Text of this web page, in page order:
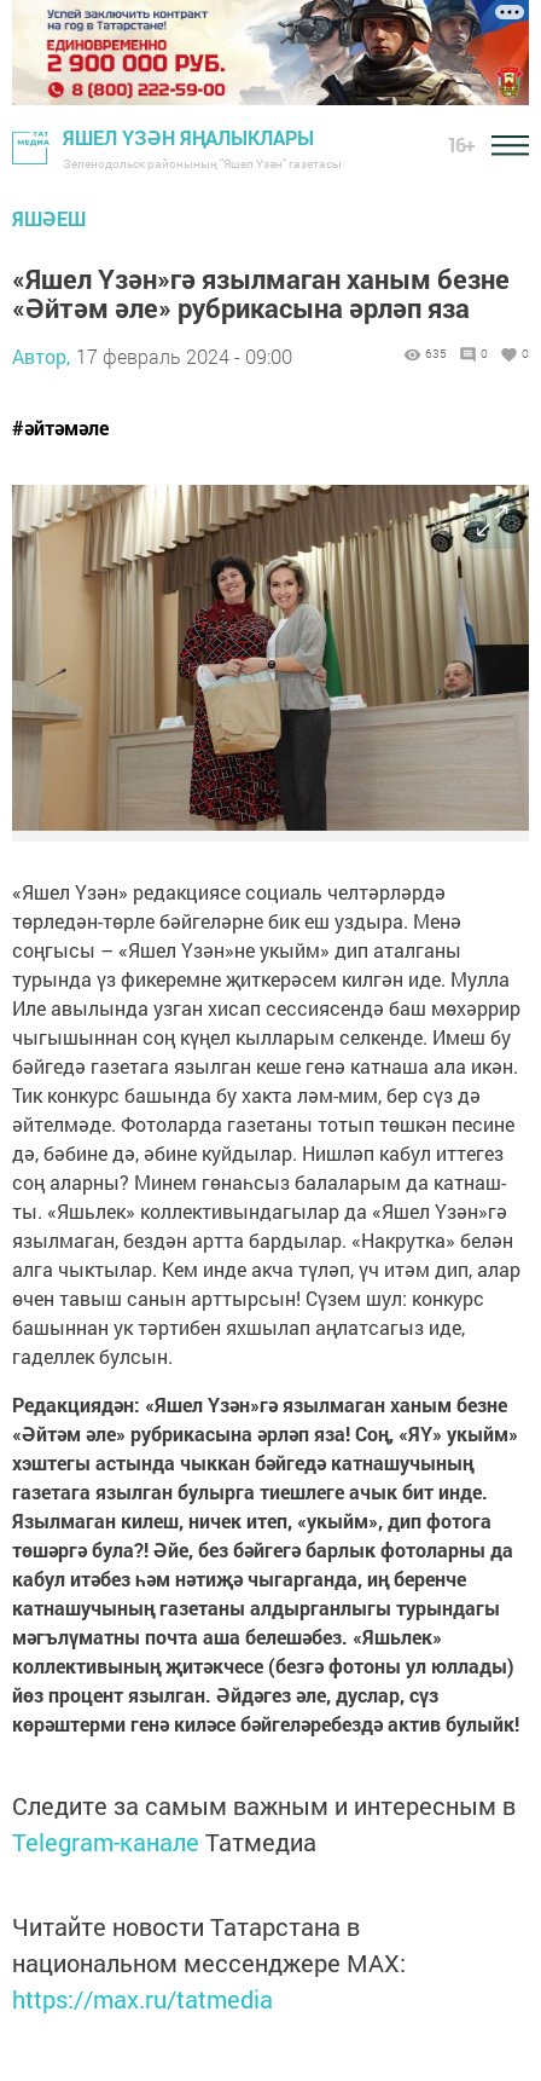
ЯШЕЛ ҮЗӘН ЯҢАЛЫКЛАРЫ
Зеленодольск районының "Яшел Үзән" газетасы
16+
ЯШӘЕШ
«Яшел Үзән»гә язылмаган ханым безне
«Әйтәм әле» рубрикасына әрләп яза
Автор, 17 февраль 2024 - 09:00 635 0 0
#әйтәмәле
«Яшел Үзән» редакциясе социаль челтәрләрдә
төрледән-төрле бәйгеләрне бик еш уздыра. Менә
соңгысы – «Яшел Үзән»не укыйм» дип аталганы
турында үз фикеремне җиткерәсем килгән иде. Мулла
Иле авылында узган хисап сессиясендә баш мөхәррир
чыгышыннан соң күңел кылларым селкенде. Имеш бу
бәйгедә газетага язылган кеше генә катнаша ала икән.
Тик конкурс башында бу хакта ләм-мим, бер сүз дә
әйтелмәде. Фотоларда газетаны тотып төшкән песине
дә, бәбине дә, әбине куйдылар. Нишләп кабул иттегез
соң аларны? Минем гөнаһсыз балаларым да катнаш­
ты. «Яшьлек» коллективындагылар да «Яшел Үзән»гә
язылмаган, бездән артта бардылар. «Накрутка» белән
алга чыктылар. Кем инде акча түләп, үч итәм дип, алар
өчен тавыш санын арттырсын! Сүзем шул: конкурс
башыннан ук тәртибен яхшылап аңлатсагыз иде,
гаделлек булсын.
Редакциядән: «Яшел Үзән»гә язылмаган ханым безне
«Әйтәм әле» рубрикасына әрләп яза! Соң, «ЯҮ» укыйм»
хэштегы астында чыккан бәйгедә катнашучының
газетага язылган булырга тиешлеге ачык бит инде.
Язылмаган килеш, ничек итеп, «укыйм», дип фотога
төшәргә була?! Әйе, без бәйгегә барлык фотоларны да
кабул итәбез һәм нәтиҗә чыгарганда, иң беренче
катнашучының газетаны алдырганлыгы турындагы
мәгълүматны почта аша белешәбез. «Яшьлек»
коллективының җитәкчесе (безгә фотоны ул юллады)
йөз процент язылган. Әйдәгез әле, дуслар, сүз
көрәштерми генә киләсе бәйгеләребездә актив булыйк!
Следите за самым важным и интересным в
Telegram-канале Татмедиа
Читайте новости Татарстана в
национальном мессенджере MАХ:
https://max.ru/tatmedia